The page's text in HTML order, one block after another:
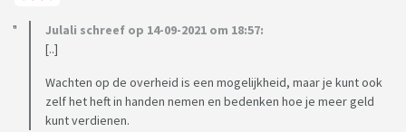
Julali schreef op 14-09-2021 om 18:57:
[..]
Wachten op de overheid is een mogelijkheid, maar je kunt ook
zelf het heft in handen nemen en bedenken hoe je meer geld
kunt verdienen.